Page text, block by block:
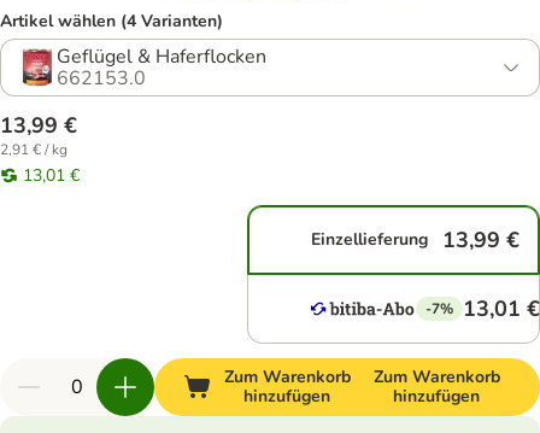
Artikel wählen (4 Varianten)
Geflügel & Haferflocken
662153.0
13,99 €
2,91 € / kg
13,01 €
Einzellieferung 13,99 €
-7% 13,01 €
Zum Warenkorb
hinzufügen
Zum Warenkorb
hinzufügen